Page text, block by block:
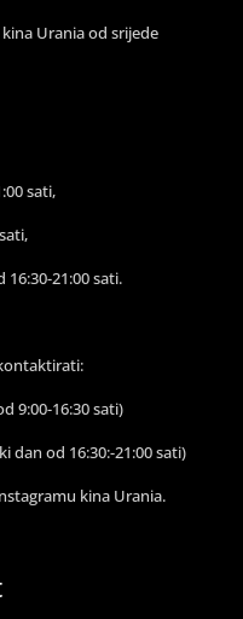
Urania od srijede
sati,
16:30-21:00 sati.
9:00-16:30 sati)
dan od 16:30:-21:00 sati)
kina Urania.